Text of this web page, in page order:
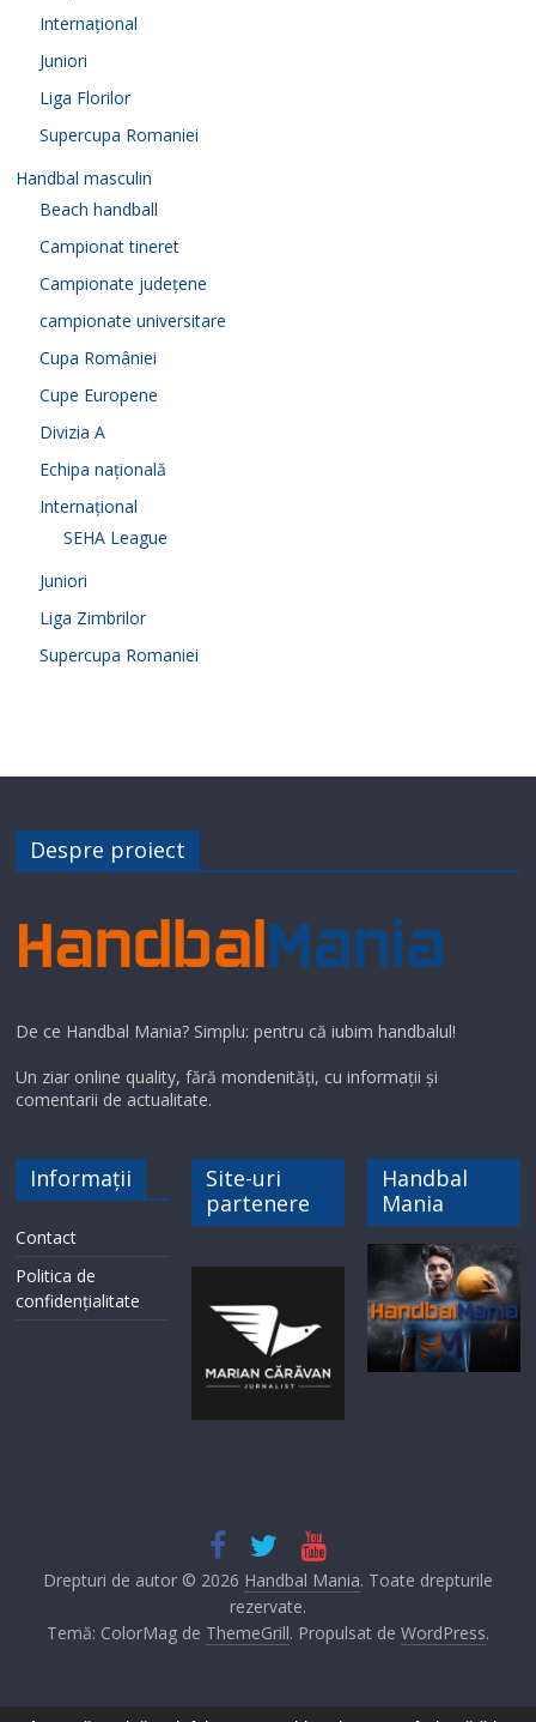
Internațional
Juniori
Liga Florilor
Supercupa Romaniei
Handbal masculin
Beach handball
Campionat tineret
Campionate județene
campionate universitare
Cupa României
Cupe Europene
Divizia A
Echipa națională
Internațional
SEHA League
Juniori
Liga Zimbrilor
Supercupa Romaniei
Despre proiect
De ce Handbal Mania? Simplu: pentru că iubim handbalul!
Un ziar online quality, fără mondenități, cu informații și
comentarii de actualitate.
Informații
Contact
Politica de
confidențialitate
Site-uri
partenere
Handbal
Mania
Drepturi de autor © 2026 Handbal Mania. Toate drepturile
rezervate.
Temă: ColorMag de ThemeGrill. Propulsat de WordPress.